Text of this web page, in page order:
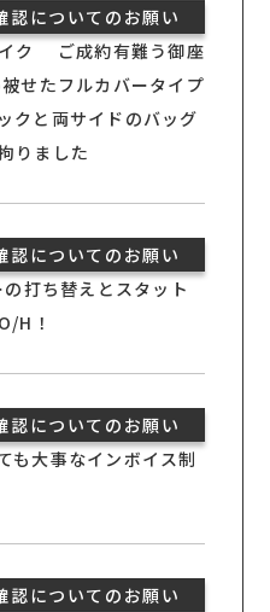
認についてのお願い
ク ご成約有難う御座
せたフルカバータイプ
クと両サイドのバッグ
りました
認についてのお願い
打ち替えとスタット
H！
認についてのお願い
も大事なインボイス制
認についてのお願い